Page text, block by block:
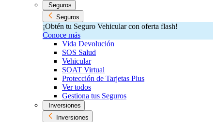
Seguros
Seguros
¡Obtén tu Seguro Vehicular con oferta flash!
Conoce más
Vida Devolución
SOS Salud
Vehicular
SOAT Virtual
Protección de Tarjetas Plus
Ver todos
Gestiona tus Seguros
Inversiones
Inversiones